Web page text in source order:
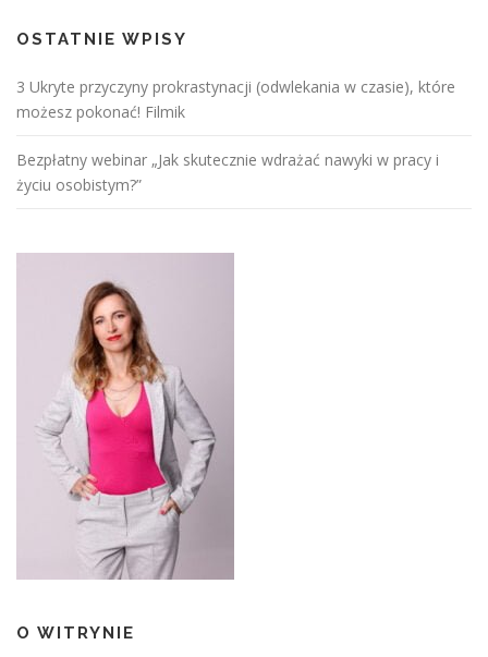
OSTATNIE WPISY
3 Ukryte przyczyny prokrastynacji (odwlekania w czasie), które
możesz pokonać! Filmik
Bezpłatny webinar „Jak skutecznie wdrażać nawyki w pracy i
życiu osobistym?”
O WITRYNIE